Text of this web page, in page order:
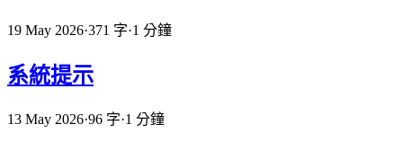
19 May 2026·371 字·1 分鐘
系統提示
13 May 2026·96 字·1 分鐘